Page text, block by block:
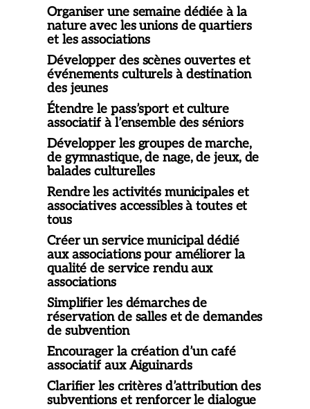
Organiser une semaine dédiée à la
nature avec les unions de quartiers
et les associations
Développer des scènes ouvertes et
événements culturels à destination
des jeunes
Étendre le pass’sport et culture
associatif à l’ensemble des séniors
Développer les groupes de marche,
de gymnastique, de nage, de jeux, de
balades culturelles
Rendre les activités municipales et
associatives accessibles à toutes et
tous
Créer un service municipal dédié
aux associations pour améliorer la
qualité de service rendu aux
associations
Simplifier les démarches de
réservation de salles et de demandes
de subvention
Encourager la création d’un café
associatif aux Aiguinards
Clarifier les critères d’attribution des
subventions et renforcer le dialogue